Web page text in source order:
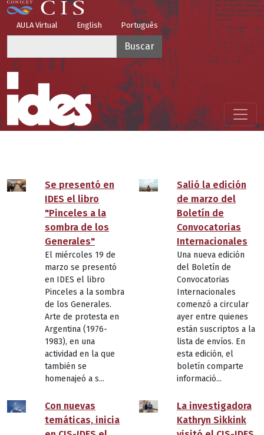
Pasar al contenido principal
Top Menu
AULA Virtual English Português
Menú principal
Se presentó en
IDES el libro
"Pinceles a la
sombra de los
Generales"
El miércoles 19 de
marzo se presentó
en IDES el libro
Pinceles a la sombra
de los Generales.
Arte de protesta en
Argentina (1976-
1983), en una
actividad en la que
también se
homenajeó a s...
Salió la edición
de marzo del
Boletín de
Convocatorias
Internacionales
Una nueva edición
del Boletín de
Convocatorias
Internacionales
comenzó a circular
ayer entre quienes
están suscriptos a la
lista de envíos. En
esta edición, el
boletín comparte
informació...
Con nuevas
temáticas, inicia
La investigadora
Kathryn Sikkink